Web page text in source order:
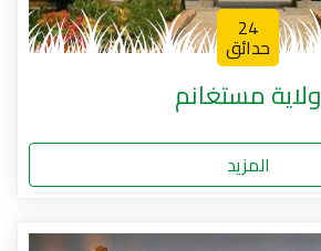
24
حدائق
ولاية مستغانم
المزيد